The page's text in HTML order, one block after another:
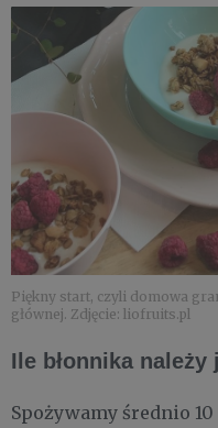
Piękny start, czyli domowa
głównej. Zdjęcie: liofruits.pl
Ile błonnika
Spożywamy średnio